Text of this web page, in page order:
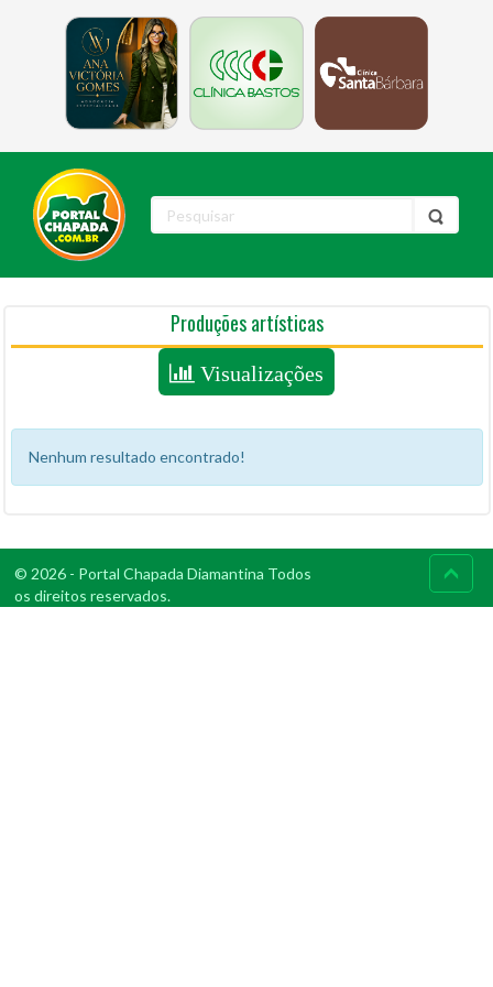
Produções artísticas
Visualizações
Nenhum resultado encontrado!
© 2026 - Portal Chapada Diamantina Todos
os direitos reservados.